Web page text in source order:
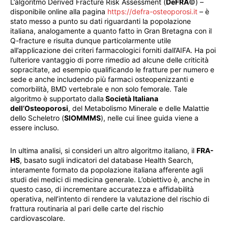
L’algoritmo Derived Fracture Risk Assessment ( DeFRA©) –
disponibile online alla pagina https://defra-osteoporosi.it – è
stato messo a punto su dati riguardanti la popolazione
italiana, analogamente a quanto fatto in Gran Bretagna con il
Q-fracture e risulta dunque particolarmente utile
all’applicazione dei criteri farmacologici forniti dall’AIFA. Ha poi
l’ulteriore vantaggio di porre rimedio ad alcune delle criticità
sopracitate, ad esempio qualificando le fratture per numero e
sede e anche includendo più farmaci osteopenizzanti e
comorbilità, BMD vertebrale e non solo femorale. Tale
algoritmo è supportato dalla Società Italiana
dell’Osteoporosi, del Metabolismo Minerale e delle Malattie
dello Scheletro (SIOMMMS), nelle cui linee guida viene a
essere incluso.
In ultima analisi, si consideri un altro algoritmo italiano, il FRA-
HS, basato sugli indicatori del database Health Search,
interamente formato da popolazione italiana afferente agli
studi dei medici di medicina generale. L’obiettivo è, anche in
questo caso, di incrementare accuratezza e affidabilità
operativa, nell’intento di rendere la valutazione del rischio di
frattura routinaria al pari delle carte del rischio
cardiovascolare.